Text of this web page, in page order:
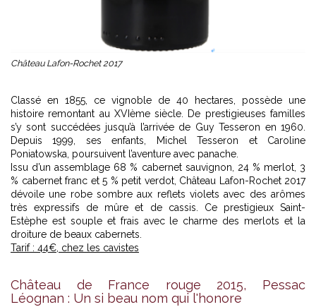
Château Lafon-Rochet 2017
Classé en 1855, ce vignoble de 40 hectares, possède une
histoire remontant au XVIème siècle. De prestigieuses familles
s’y sont succédées jusqu’à l’arrivée de Guy Tesseron en 1960.
Depuis 1999, ses enfants, Michel Tesseron et Caroline
Poniatowska, poursuivent l’aventure avec panache.
Issu d’un assemblage 68 % cabernet sauvignon, 24 % merlot, 3
% cabernet franc et 5 % petit verdot, Château Lafon-Rochet 2017
dévoile une robe sombre aux reflets violets avec des arômes
très expressifs de mûre et de cassis. Ce prestigieux Saint-
Estèphe est souple et frais avec le charme des merlots et la
droiture de beaux cabernets.
Tarif : 44€, chez les cavistes
Château de France rouge 2015, Pessac
Léognan : Un si beau nom qui l'honore